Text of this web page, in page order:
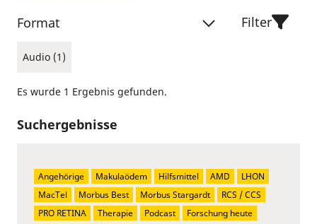
Format
Audio (1)
Filter
Es wurde 1 Ergebnis gefunden.
Suchergebnisse
Angehörige Makulaödem Hilfsmittel AMD
LHON
MacTel
Morbus Best Morbus Stargardt
RCS / CCS
PRO RETINA
Therapie Podcast
Forschung heute